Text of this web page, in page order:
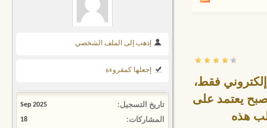
فقط،
يعتمد على
هذه
إذهب إلى الملف الشخصي
إجعلها كمقروءة
تاريخ التسجيل Sep 2025
المشاركات 18